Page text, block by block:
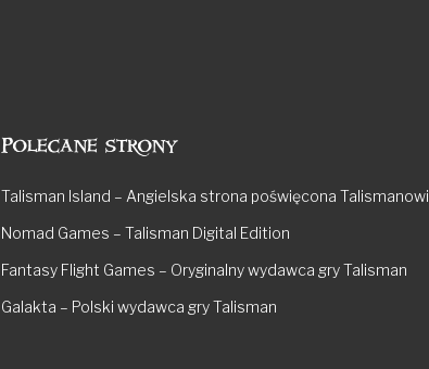
Polecane strony
Talisman Island – Angielska strona poświęcona Talismanowi
Nomad Games – Talisman Digital Edition
Fantasy Flight Games – Oryginalny wydawca gry Talisman
Galakta – Polski wydawca gry Talisman